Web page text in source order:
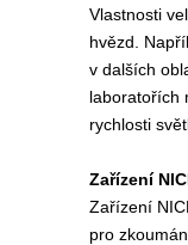
Vlastnosti
hvězd.
v dalších
laboratořích
rychlosti
Zařízení
Zařízení
pro